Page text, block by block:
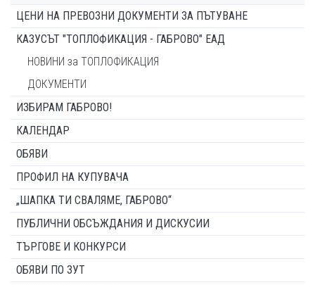
ЦЕНИ НА ПРЕВОЗНИ ДОКУМЕНТИ ЗА ПЪТУВАНЕ
КАЗУСЪТ "ТОПЛОФИКАЦИЯ - ГАБРОВО" ЕАД
НОВИНИ за ТОПЛОФИКАЦИЯ
ДОКУМЕНТИ
ИЗБИРАМ ГАБРОВО!
КАЛЕНДАР
ОБЯВИ
ПРОФИЛ НА КУПУВАЧА
„ШАПКА ТИ СВАЛЯМЕ, ГАБРОВО“
ПУБЛИЧНИ ОБСЪЖДАНИЯ И ДИСКУСИИ
ТЪРГОВЕ И КОНКУРСИ
ОБЯВИ ПО ЗУТ